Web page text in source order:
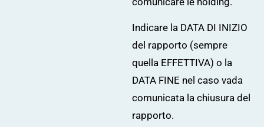
Indicare la DATA DI INIZIO
del rapporto (sempre
quella EFFETTIVA) o la
DATA FINE nel caso vada
comunicata la chiusura del
rapporto.